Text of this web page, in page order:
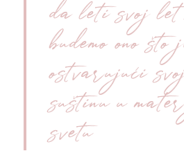
da leti svoj
budemo ono što
ostvarujući
suštinu u
svetu